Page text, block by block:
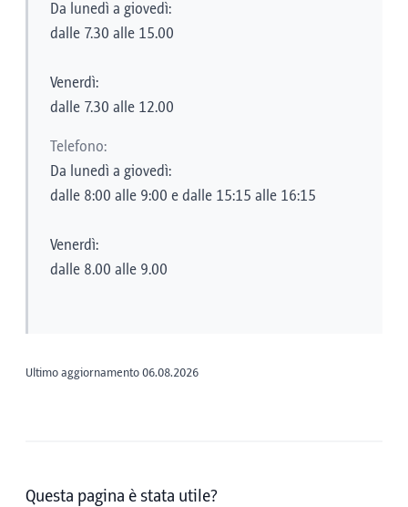
Da lunedì a giovedì:
dalle 7.30 alle 15.00
Venerdì:
dalle 7.30 alle 12.00
Telefono:
Da lunedì a giovedì:
dalle 8:00 alle 9:00 e dalle 15:15 alle 16:15
Venerdì:
dalle 8.00 alle 9.00
Ultimo aggiornamento 06.08.2026
Questa pagina è stata utile?